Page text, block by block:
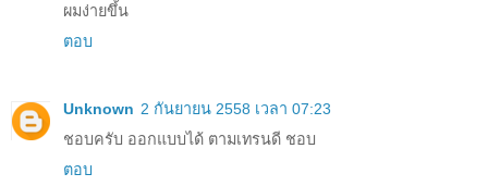
ผมง่ายขึ้น
ตอบ
Unknown 2 กันยายน 2558 เวลา 07:23
ชอบครับ ออกแบบได้ ตามเทรนดี ชอบ
ตอบ